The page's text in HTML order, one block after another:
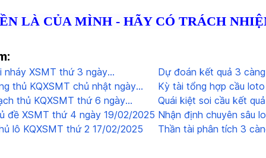
LÀ CỦA MÌNH - HÃY CÓ TRÁCH
nháy XSMT thứ 3 ngày
Dự đoán kết quả 3
Thiên tài đánh giá
thủ KQXSMT chủ nhật ngày
định
Kỳ tài tổng hợp cầu
thủ KQXSMT thứ 6 ngày
Quái kiệt soi cầu kết
đề XSMT thứ 4 ngày 19/02/2025 Nhận định chuyên sâu
18/02/2025: Chuyên
lô KQXSMT thứ 2 17/02/2025
Thần tài phân tích 3